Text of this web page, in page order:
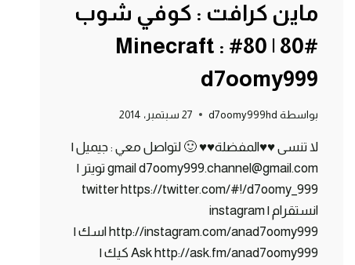
ماين كرافت : كوفي شوب
#80 | 80# Minecraft :
d7oomy999
بواسطة d7oomy999hd 27 سبتمبر، 2014
لا تنسى ♥♥المفضلة♥♥ 🙂 لتواصل معي : جيميل |
gmail d7oomy999.channel@gmail.com تويتر |
twitter https://twitter.com/#!/d7oomy_999
انستقرام | instagram
http://instagram.com/anad7oomy999 اسك |
Ask http://ask.fm/anad7oomy999 كيك |